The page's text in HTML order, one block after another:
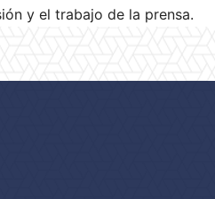
y el trabajo de la prensa.